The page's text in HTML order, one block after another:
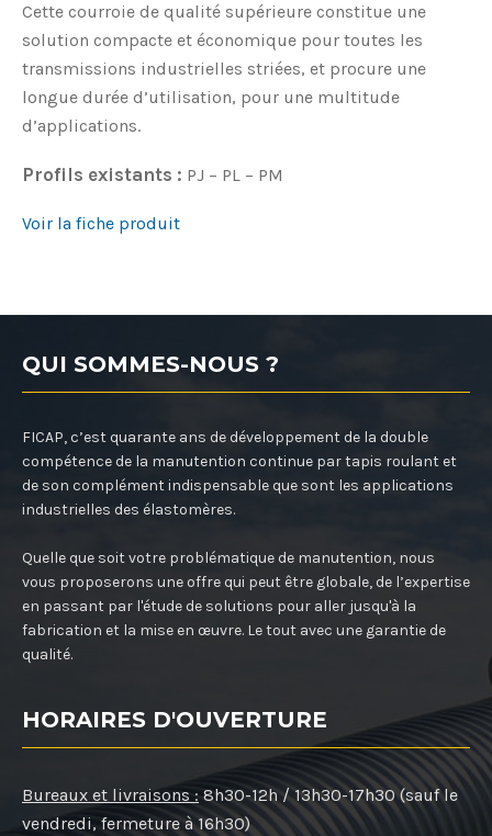
Cette courroie de qualité supérieure constitue une
solution compacte et économique pour toutes les
transmissions industrielles striées, et procure une
longue durée d’utilisation, pour une multitude
d’applications.
Profils existants : PJ – PL – PM
Voir la fiche produit
QUI SOMMES-NOUS ?
FICAP, c’est quarante ans de développement de la double
compétence de la manutention continue par tapis roulant et
de son complément indispensable que sont les applications
industrielles des élastomères.
Quelle que soit votre problématique de manutention, nous
vous proposerons une offre qui peut être globale, de l’expertise
en passant par l'étude de solutions pour aller jusqu'à la
fabrication et la mise en œuvre. Le tout avec une garantie de
qualité.
HORAIRES D'OUVERTURE
Bureaux et livraisons : 8h30-12h / 13h30-17h30 (sauf le
vendredi, fermeture à 16h30)